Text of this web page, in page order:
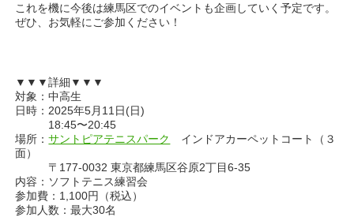
これを機に今後は練馬区でのイベントも企画していく予定です。
ぜひ、お気軽にご参加ください！
▼▼▼詳細▼▼▼
対象：中高生
日時：2025年5月11日(日)
18:45〜20:45
場所：サントピアテニスパーク
インドアカーペットコート（３
面）
〒177-0032 東京都練馬区谷原2丁目6-35
内容：ソフトテニス練習会
参加費：1,100円（税込）
参加人数：最大30名